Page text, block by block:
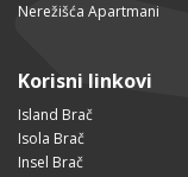
Nerežišća Apartmani
Korisni linkovi
Island Brač
Isola Brač
Insel Brač